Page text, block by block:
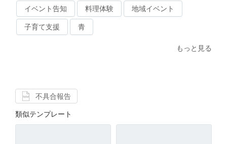
イベント告知 料理体験 地域イベント
子育て支援 青
もっと見る
不具合報告
類似テンプレート